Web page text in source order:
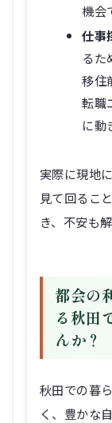
機会
仕事
るた
移住
転職
に動
実際に現地
見て回るこ
き、不安も
都会の
る秋田
んか？
秋田での暮
く、豊かな